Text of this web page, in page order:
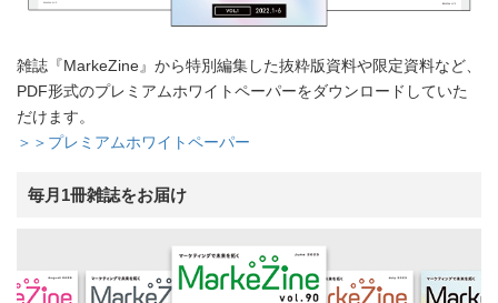
雑誌『MarkeZine』から特別編集した抜粋版資料や限定資料など、
PDF形式のプレミアムホワイトペーパーをダウンロードしていた
だけます。
＞＞プレミアムホワイトペーパー
毎月1冊雑誌をお届け